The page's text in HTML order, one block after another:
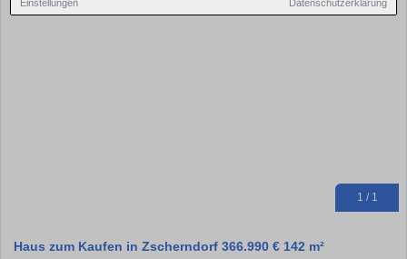
Einstellungen Datenschutzerklärung
1 / 1
Haus zum Kaufen in Zscherndorf 366.990 € 142 m²